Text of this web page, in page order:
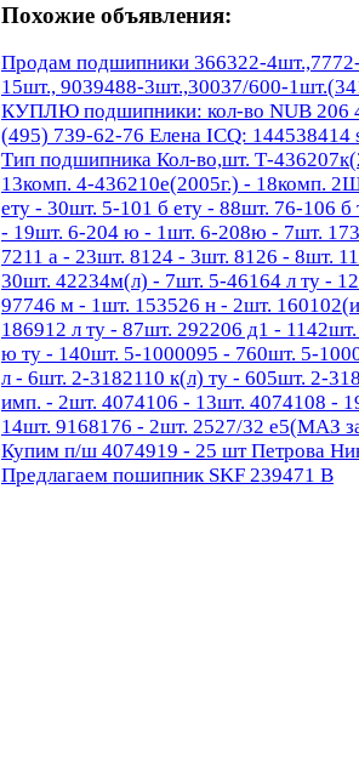
Похожие объявления:
Продам подшипники 366322-
15шт., 9039488-3шт.,30037/600-
КУПЛЮ подшипники: кол-во NUB 206
(495) 739-62-76 Елена ICQ: 144538414
Тип подшипника Кол-во,шт. Т-
13комп. 4-436210е(2005г.) -
ету - 30шт. 5-101 б ету - 88шт. 76-106
- 19шт. 6-204 ю - 1шт. 6-208ю - 7шт.
7211 а - 23шт. 8124 - 3шт. 8126 - 8шт.
30шт. 42234м(л) - 7шт. 5-46164 л ту -
97746 м - 1шт. 153526 н - 2шт.
186912 л ту - 87шт. 292206 д1 -
ю ту - 140шт. 5-1000095 - 760шт. 5-
л - 6шт. 2-3182110 к(л) ту - 605шт. 2-
имп. - 2шт. 4074106 - 13шт. 4074108 -
14шт. 9168176 - 2шт. 2527/32 е5(МАЗ
Купим п/ш 4074919 - 25 шт Петрова
Предлагаем пошипник SKF 239471 B